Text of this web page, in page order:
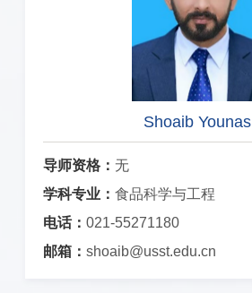
Shoaib Younas
导师资格： 无
学科专业： 食品科学与工程
电话： 021-55271180
邮箱： shoaib@usst.edu.cn